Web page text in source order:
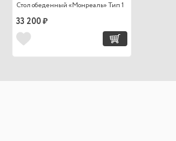
Стол обеденный «Монреаль» Тип 1
33 200 ₽